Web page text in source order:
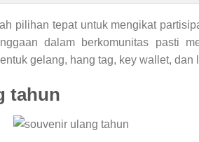
pilihan tepat untuk mengikat
dalam berkomunitas pasti
gelang, hang tag, key wallet, dan
tahun